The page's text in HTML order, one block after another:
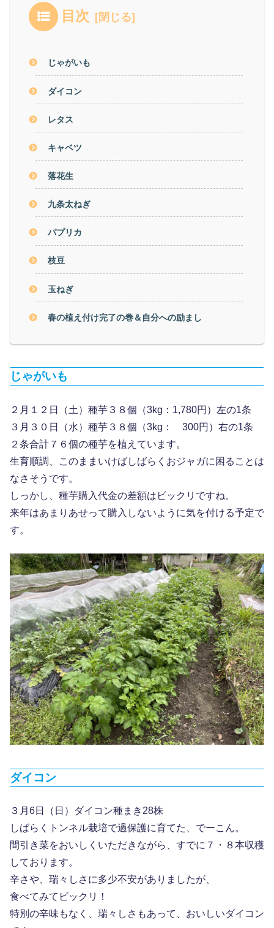
目次
じゃがいも
ダイコン
レタス
キャベツ
落花生
九条太ねぎ
パプリカ
枝豆
玉ねぎ
春の植え付け完了の巻＆自分への励まし
じゃがいも
２月１２日（土）種芋３８個（3kg：1,780円）左の1条
３月３０日（水）種芋３８個（3kg： 300円）右の1条
２条合計７６個の種芋を植えています。
生育順調、このままいけばしばらくおジャガに困ることは
なさそうです。
しっかし、種芋購入代金の差額はビックリですね。
来年はあまりあせって購入しないように気を付ける予定で
す。
ダイコン
３月6日（日）ダイコン種まき28株
しばらくトンネル栽培で過保護に育てた、でーこん。
間引き菜をおいしくいただきながら、すでに７・８本収穫
しております。
辛さや、瑞々しさに多少不安がありましたが、
食べてみてビックリ！
特別の辛味もなく、瑞々しさもあって、おいしいダイコン